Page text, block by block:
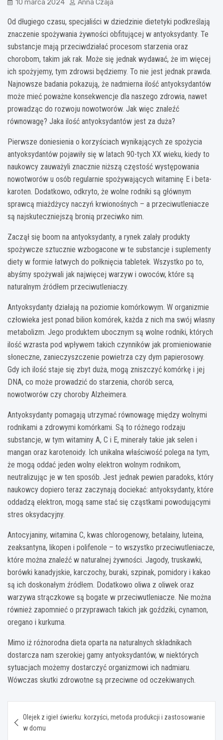
10 marca 2024 Anna Czaja
Od długiego czasu, specjaliści w dziedzinie dietetyki podkreślają
znaczenie spożywania żywności obfitującej w antyoksydanty. Te
substancje mają przeciwdziałać procesom starzenia oraz
chorobom, takim jak rak. Może się jednak wydawać, że im więcej
ich spożyjemy, tym zdrowsi będziemy. To nie jest jednak prawda.
Najnowsze badania pokazują, że nadmierna ilość antyoksydantów
może mieć poważne konsekwencje dla naszego zdrowia, nawet
prowadząc do rozwoju nowotworów. Jak więc znaleźć
równowagę? Jaka ilość antyoksydantów jest za duża?
Pierwsze doniesienia o korzyściach wynikających ze spożycia
antyoksydantów pojawiły się w latach 90-tych XX wieku, kiedy to
naukowcy zauważyli znacznie niższą częstość występowania
nowotworów u osób regularnie spożywających witaminę E i beta-
karoten. Dodatkowo, odkryto, że wolne rodniki są głównym
sprawcą miażdżycy naczyń krwionośnych – a przeciwutleniacze
są najskuteczniejszą bronią przeciwko nim.
Zaczął się boom na antyoksydanty, a rynek zalały produkty
spożywcze sztucznie wzbogacone w te substancje i suplementy
diety w formie łatwych do połknięcia tabletek. Wszystko po to,
abyśmy spożywali jak najwięcej warzyw i owoców, które są
naturalnym źródłem przeciwutleniaczy.
Antyoksydanty działają na poziomie komórkowym. W organizmie
człowieka jest ponad bilion komórek, każda z nich ma swój własny
metabolizm. Jego produktem ubocznym są wolne rodniki, których
ilość wzrasta pod wpływem takich czynników jak promieniowanie
słoneczne, zanieczyszczenie powietrza czy dym papierosowy.
Gdy ich ilość staje się zbyt duża, mogą zniszczyć komórkę i jej
DNA, co może prowadzić do starzenia, chorób serca,
nowotworów czy choroby Alzheimera.
Antyoksydanty pomagają utrzymać równowagę między wolnymi
rodnikami a zdrowymi komórkami. Są to różnego rodzaju
substancje, w tym witaminy A, C i E, minerały takie jak selen i
mangan oraz karotenoidy. Ich unikalna właściwość polega na tym,
że mogą oddać jeden wolny elektron wolnym rodnikom,
neutralizując je w ten sposób. Jest jednak pewien paradoks, który
naukowcy dopiero teraz zaczynają dociekać: antyoksydanty, które
oddadzą elektron, mogą same stać się cząstkami powodującymi
stres oksydacyjny.
Antocyjaniny, witamina C, kwas chlorogenowy, betalainy, luteina,
zeaksantyna, likopen i polifenole – to wszystko przeciwutleniacze,
które można znaleźć w naturalnej żywności. Jagody, truskawki,
borówki kanadyjskie, karczochy, buraki, szpinak, pomidory i kakao
są ich doskonałym źródłem. Dodatkowo oliwa z oliwek oraz
warzywa strączkowe są bogate w przeciwutleniacze. Nie można
również zapomnieć o przyprawach takich jak goździki, cynamon,
oregano i kurkuma.
Mimo iż różnorodna dieta oparta na naturalnych składnikach
dostarcza nam szerokiej gamy antyoksydantów, w niektórych
sytuacjach możemy dostarczyć organizmowi ich nadmiaru.
Wówczas skutki zdrowotne są przeciwne od oczekiwanych.
wpisu
Olejek z igieł świerku: korzyści, metoda produkcji i zastosowanie
w domu